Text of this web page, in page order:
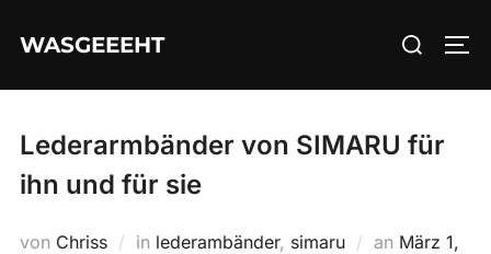
InhaltWASGEEEHT
Suchen
Lederarmbänder von SIMARU für
ihn und für sie
von Chriss in lederambänder, simaru an März 1,